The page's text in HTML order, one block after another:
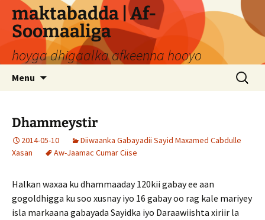
Skip
content
maktabadda | Af-
Soomaaliga
hoyga dhigaalka afkeenna hooyo
Menu
Search
for:
Dhammeystir
2014-05-10
Diiwaanka Gabayadii Sayid Maxamed Cabdulle
Xasan
Aw-Jaamac Cumar Ciise
Halkan waxaa ku dhammaaday 120kii gabay ee aan
gogoldhigga ku soo xusnay iyo 16 gabay oo rag kale mariyey
isla markaana gabayada Sayidka iyo Daraawiishta xiriir la